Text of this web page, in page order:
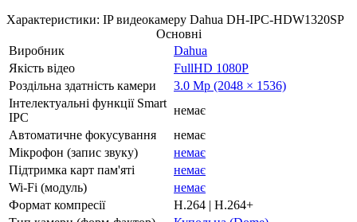
Характеристики: IP видеокамеру Dahua DH-IPC-HDW1320SP
Основні
Виробник
Dahua
Якість відео
FullHD 1080P
Роздільна здатність камери
3.0 Mp (2048 × 1536)
Інтелектуальні функції Smart
IPC
немає
Автоматичне фокусування
немає
Мікрофон (запис звуку)
немає
Підтримка карт пам'яті
немає
Wi-Fi (модуль)
немає
Формат компресії
H.264 | H.264+